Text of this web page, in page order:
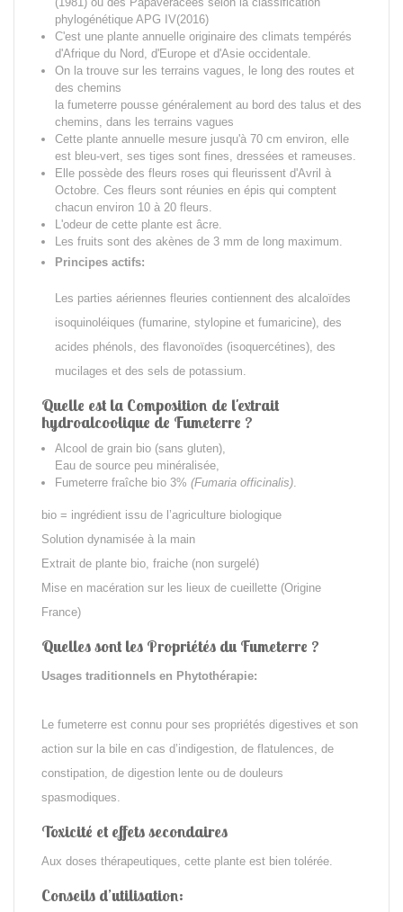
phylogénétique APG IV(2016)
C'est une plante annuelle originaire des climats tempérés
d'Afrique du Nord, d'Europe et d'Asie occidentale.
On la trouve sur les terrains vagues, le long des routes et
des chemins
la fumeterre pousse généralement au bord des talus et des
chemins, dans les terrains vagues
Cette plante annuelle mesure jusqu'à 70 cm environ, elle
est bleu-vert, ses tiges sont fines, dressées et rameuses.
Elle possède des fleurs roses qui fleurissent d'Avril à
Octobre. Ces fleurs sont réunies en épis qui comptent
chacun environ 10 à 20 fleurs.
L'odeur de cette plante est âcre.
Les fruits sont des akènes de 3 mm de long maximum.
Principes actifs:
Les parties aériennes fleuries contiennent des alcaloïdes
isoquinoléiques (fumarine, stylopine et fumaricine), des
acides phénols, des flavonoïdes (isoquercétines), des
mucilages et des sels de potassium.
Quelle est la Composition de l'extrait
hydroalcoolique de Fumeterre ?
Alcool de grain bio (sans gluten),
Eau de source peu minéralisée,
Fumeterre fraîche bio 3% (Fumaria officinalis).
bio = ingrédient issu de l’agriculture biologique
Solution dynamisée à la main
Extrait de plante bio, fraiche (non surgelé)
Mise en macération sur les lieux de cueillette (Origine
France)
Quelles sont les Propriétés du Fumeterre ?
Usages traditionnels en Phytothérapie:
Le fumeterre est connu pour ses propriétés digestives et son
action sur la bile en cas d’indigestion, de flatulences, de
constipation, de digestion lente ou de douleurs
spasmodiques.
Toxicité et effets secondaires
Aux doses thérapeutiques, cette plante est bien tolérée.
Conseils d’utilisation: